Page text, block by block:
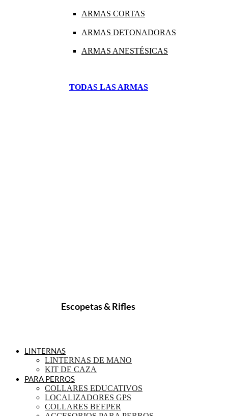
ARMAS CORTAS
ARMAS DETONADORAS
ARMAS ANESTÉSICAS
TODAS LAS ARMAS
Escopetas & Rifles
LINTERNAS
LINTERNAS DE MANO
KIT DE CAZA
PARA PERROS
COLLARES EDUCATIVOS
LOCALIZADORES GPS
COLLARES BEEPER